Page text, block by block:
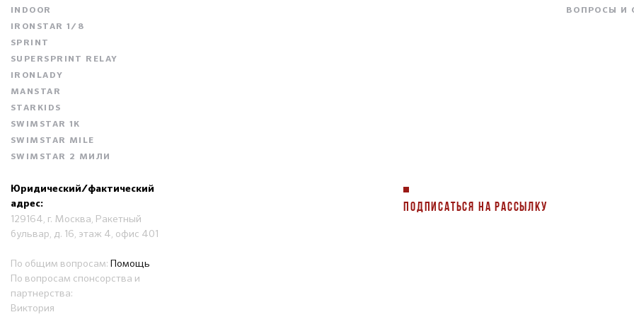
INDOOR
IRONSTAR 1/8
SPRINT
SUPERSPRINT RELAY
IRONLADY
MANSTAR
STARKIDS
SWIMSTAR 1K
SWIMSTAR MILE
SWIMSTAR 2 МИЛИ
ВОПРОСЫ И
ПОДПИСАТЬСЯ НА РАССЫЛКУ
Юридический/фактический
адрес:
129164, г. Москва, Ракетный
бульвар, д. 16, этаж 4, офис 401
По общим вопросам: Помощь
По вопросам спонсорства и
партнерства:
Виктория